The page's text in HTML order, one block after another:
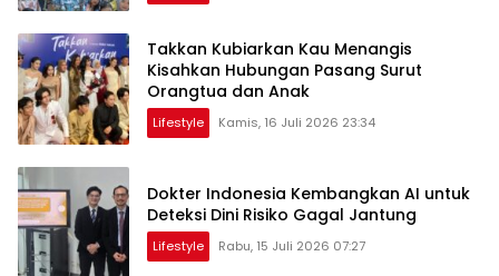
Takkan Kubiarkan Kau Menangis
Kisahkan Hubungan Pasang Surut
Orangtua dan Anak
Lifestyle Kamis, 16 Juli 2026 23:34
Dokter Indonesia Kembangkan AI untuk
Deteksi Dini Risiko Gagal Jantung
Lifestyle Rabu, 15 Juli 2026 07:27